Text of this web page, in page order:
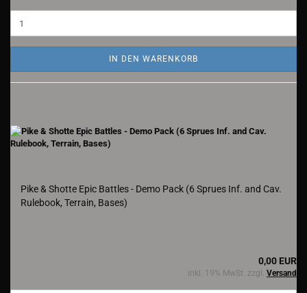
IN DEN WARENKORB
Pike & Shotte Epic Battles - Demo Pack (6 Sprues Inf. and Cav.
Rulebook, Terrain, Bases)
0,00 EUR
inkl. 19% MwSt. zzgl. Versand